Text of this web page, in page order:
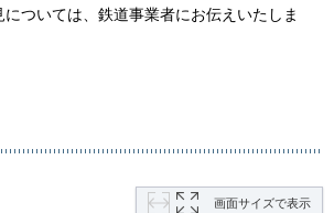
ついては、鉄道事業者にお伝えいたしま
画面サイズで表示